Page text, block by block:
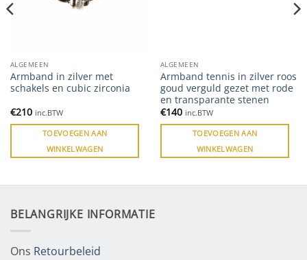
ALGEMEEN
Armband in zilver met
schakels en cubic zirconia
€210 inc.BTW
TOEVOEGEN AAN
WINKELWAGEN
ALGEMEEN
Armband tennis in zilver roos
goud verguld gezet met rode
en transparante stenen
€140 inc.BTW
TOEVOEGEN AAN
WINKELWAGEN
BELANGRIJKE INFORMATIE
Ons Retourbeleid